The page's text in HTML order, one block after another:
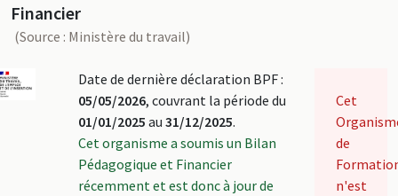
Financier
(Source : Ministère du travail)
Date de dernière déclaration BPF :
05/05/2026, couvrant la période du
01/01/2025 au 31/12/2025.
Cet organisme a soumis un Bilan
Pédagogique et Financier
récemment et est donc à jour de
Cet
de
n'est